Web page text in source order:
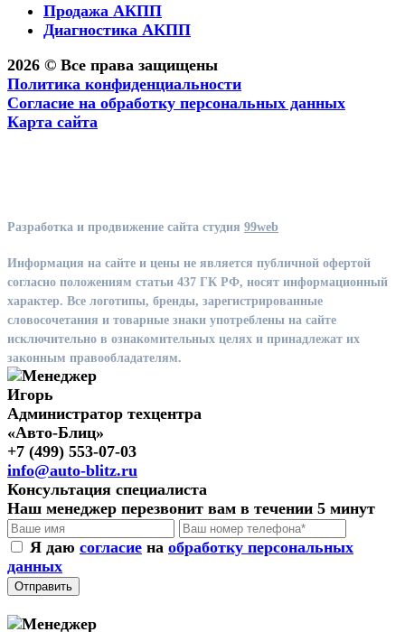
Продажа АКПП
Диагностика АКПП
2026 © Все права защищены
Политика конфиденциальности
Согласие на обработку персональных данных
Карта сайта
Разработка и продвижение сайта студия 99web
Информация на сайте и цены не является публичной офертой
согласно положениям статьи 437 ГК РФ, носят информационный
характер. Все логотипы, бренды, зарегистрированные
словосочетания и товарные знаки употреблены на сайте
исключительно в ознакомительных целях и принадлежат их
законным правообладателям.
Игорь
Администратор техцентра
«Авто-Блиц»
+7 (499) 553-07-03
info@auto-blitz.ru
Консультация специалиста
Наш менеджер перезвонит вам в течении 5 минут
Я даю согласие на обработку персональных
данных
Отправить